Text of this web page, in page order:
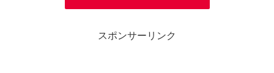
スポンサーリンク